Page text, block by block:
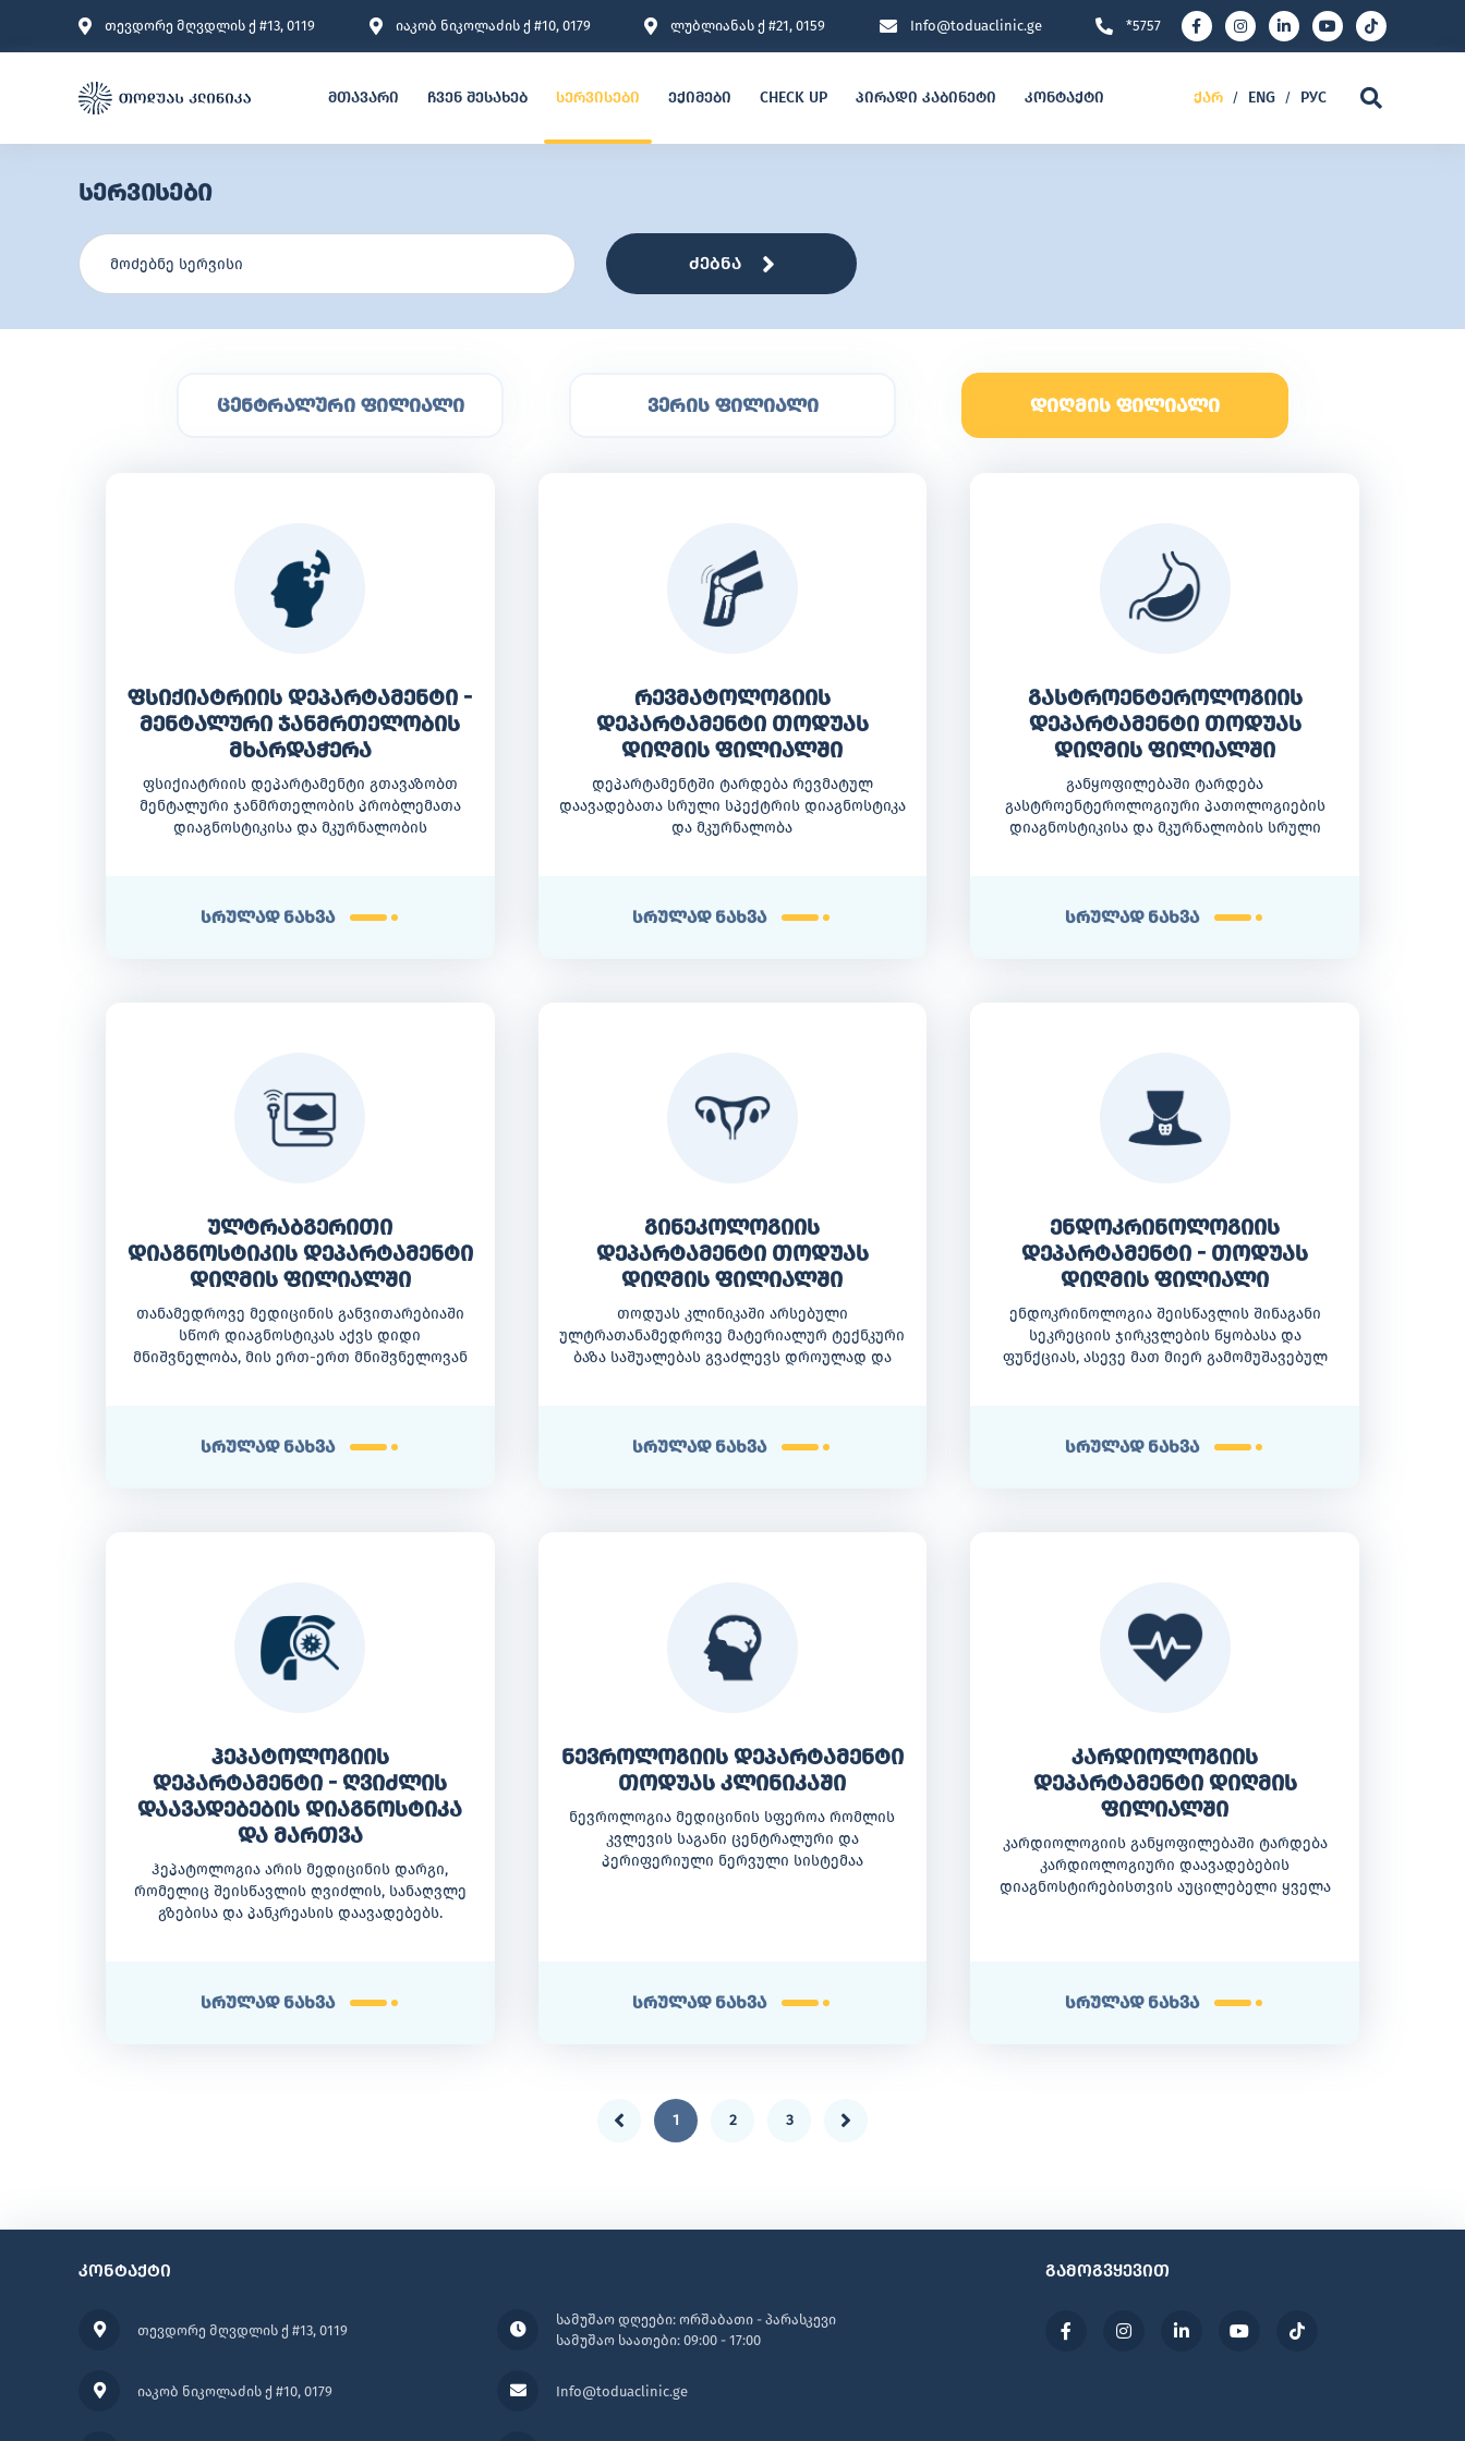
თევდორე მღვდლის ქ #13, 0119 იაკობ ნიკოლაძის ქ #10, 0179 ლუბლიანას ქ #21, 0159 Info@toduaclinic.ge *5757
მთავარი ჩვენ შესახებ სერვისები ექიმები CHECK UP პირადი კაბინეტი კონტაქტი ქარ / ENG / РУС
სერვისები
ძებნა
ცენტრალური ფილიალი ვერის ფილიალი დიღმის ფილიალი
ფსიქიატრიის დეპარტამენტი -
მენტალური ჯანმრთელობის
მხარდაჭერა
ფსიქიატრიის დეპარტამენტი გთავაზობთ
მენტალური ჯანმრთელობის პრობლემათა
დიაგნოსტიკისა და მკურნალობის
სრულად ნახვა
რევმატოლოგიის
დეპარტამენტი თოდუას
დიღმის ფილიალში
დეპარტამენტში ტარდება რევმატულ
დაავადებათა სრული სპექტრის დიაგნოსტიკა
და მკურნალობა
სრულად ნახვა
გასტროენტეროლოგიის
დეპარტამენტი თოდუას
დიღმის ფილიალში
განყოფილებაში ტარდება
გასტროენტეროლოგიური პათოლოგიების
დიაგნოსტიკისა და მკურნალობის სრული
სრულად ნახვა
ულტრაბგერითი
დიაგნოსტიკის დეპარტამენტი
დიღმის ფილიალში
თანამედროვე მედიცინის განვითარებიაში
სწორ დიაგნოსტიკას აქვს დიდი
მნიშვნელობა, მის ერთ-ერთ მნიშვნელოვან
სრულად ნახვა
გინეკოლოგიის
დეპარტამენტი თოდუას
დიღმის ფილიალში
თოდუას კლინიკაში არსებული
ულტრათანამედროვე მატერიალურ ტექნკური
ბაზა საშუალებას გვაძლევს დროულად და
სრულად ნახვა
ენდოკრინოლოგიის
დეპარტამენტი - თოდუას
დიღმის ფილიალი
ენდოკრინოლოგია შეისწავლის შინაგანი
სეკრეციის ჯირკვლების წყობასა და
ფუნქციას, ასევე მათ მიერ გამომუშავებულ
სრულად ნახვა
ჰეპატოლოგიის
დეპარტამენტი - ღვიძლის
დაავადებების დიაგნოსტიკა
და მართვა
ჰეპატოლოგია არის მედიცინის დარგი,
რომელიც შეისწავლის ღვიძლის, სანაღვლე
გზებისა და პანკრეასის დაავადებებს.
სრულად ნახვა
ნევროლოგიის დეპარტამენტი
თოდუას კლინიკაში
ნევროლოგია მედიცინის სფეროა რომლის
კვლევის საგანი ცენტრალური და
პერიფერიული ნერვული სისტემაა
სრულად ნახვა
კარდიოლოგიის
დეპარტამენტი დიღმის
ფილიალში
კარდიოლოგიის განყოფილებაში ტარდება
კარდიოლოგიური დაავადებების
დიაგნოსტირებისთვის აუცილებელი ყველა
სრულად ნახვა
1 2 3
კონტაქტი
თევდორე მღვდლის ქ #13, 0119
სამუშაო დღეები: ორშაბათი - პარასკევი
სამუშაო საათები: 09:00 - 17:00
იაკობ ნიკოლაძის ქ #10, 0179 Info@toduaclinic.ge
გამოგვყევით